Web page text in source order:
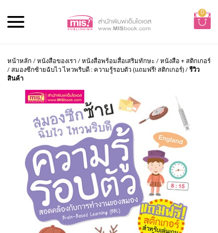
0
หน้าหลัก /หนังสือของเรา /หนังสือพร้อมสื่อเสริมทักษะ /หนังสือ + สติกเกอร์
/สมองซีกซ้ายฉับไว ไหวพริบดี : ความรู้รอบตัว (แถมฟรี! สติกเกอร์)/รีวิว
สินค้า